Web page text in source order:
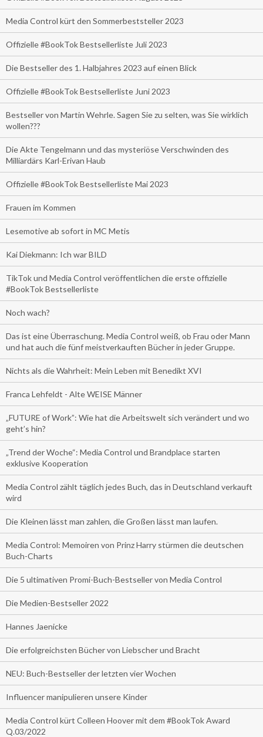
Media Control kürt den Sommerbeststeller 2023
Offizielle #BookTok Bestsellerliste Juli 2023
Die Bestseller des 1. Halbjahres 2023 auf einen Blick
Offizielle #BookTok Bestsellerliste Juni 2023
Bestseller von Martin Wehrle. Sagen Sie zu selten, was Sie wirklich
wollen???
Die Akte Tengelmann und das mysteriöse Verschwinden des
Milliardärs Karl-Erivan Haub
Offizielle #BookTok Bestsellerliste Mai 2023
Frauen im Kommen
Lesemotive ab sofort in MC Metis
Kai Diekmann: Ich war BILD
TikTok und Media Control veröffentlichen die erste offizielle
#BookTok Bestsellerliste
Noch wach?
Das ist eine Überraschung. Media Control weiß, ob Frau oder Mann
und hat auch die fünf meistverkauften Bücher in jeder Gruppe.
Nichts als die Wahrheit: Mein Leben mit Benedikt XVI
Franca Lehfeldt - Alte WEISE Männer
„FUTURE of Work”: Wie hat die Arbeitswelt sich verändert und wo
geht’s hin?
„Trend der Woche“: Media Control und Brandplace starten
exklusive Kooperation
Media Control zählt täglich jedes Buch, das in Deutschland verkauft
wird
Die Kleinen lässt man zahlen, die Großen lässt man laufen.
Media Control: Memoiren von Prinz Harry stürmen die deutschen
Buch-Charts
Die 5 ultimativen Promi-Buch-Bestseller von Media Control
Die Medien-Bestseller 2022
Hannes Jaenicke
Die erfolgreichsten Bücher von Liebscher und Bracht
NEU: Buch-Bestseller der letzten vier Wochen
Influencer manipulieren unsere Kinder
Media Control kürt Colleen Hoover mit dem #BookTok Award
Q.03/2022